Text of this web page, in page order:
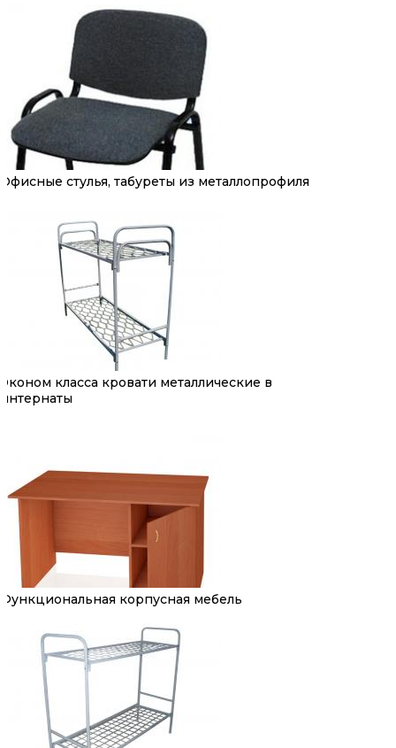
Офисные стулья, табуреты из металлопрофиля
Эконом класса кровати металлические в
интернаты
Функциональная корпусная мебель